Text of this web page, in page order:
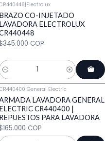
|Electrolux
CO-INJETADO
ELECTROLUX
COP
|General Electric
LAVADORA GENERAL
CR440400 |
PARA LAVADORA
COP